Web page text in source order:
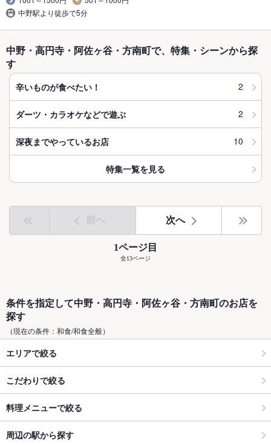
中野駅より徒歩で5分
中野・高円寺・阿佐ヶ谷・方南町で、特集・シーンから探
す
辛いものが食べたい！ 2
ダーツ・カラオケなどで遊ぶ 2
深夜までやっているお店 10
特集一覧を見る
前へ 次へ
1ページ目
全13ページ
条件を指定して中野・高円寺・阿佐ヶ谷・方南町のお店を
探す
（現在の条件：和食/和食全般）
エリアで絞る
こだわりで絞る
料理メニューで絞る
周辺の駅から探す